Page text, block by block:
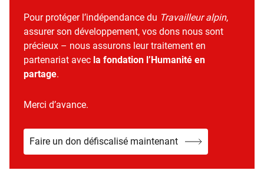
Pour protéger l’indépendance du Travailleur alpin,
assurer son développement, vos dons nous sont
précieux – nous assurons leur traitement en
partenariat avec la fondation l’Humanité en
partage.
Merci d’avance.
Faire un don défiscalisé maintenant